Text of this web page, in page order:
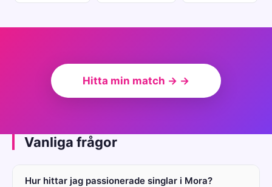
Hitta min match → →
Vanliga frågor
Hur hittar jag passionerade singlar i Mora?